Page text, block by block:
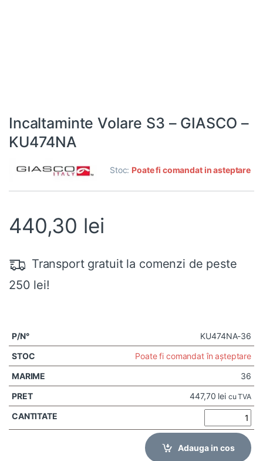
Incaltaminte Volare S3 – GIASCO –
KU474NA
Stoc: Poate fi comandat in asteptare
440,30 lei
Transport gratuit la comenzi de peste
250 lei!
KU474NA-36
Poate fi comandat în așteptare
36
447,70 lei cu TVA
Adauga in cos